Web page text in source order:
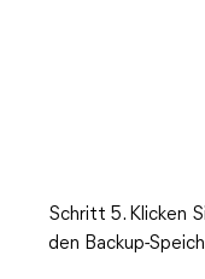
Schritt 5. Klicken
den Backup-